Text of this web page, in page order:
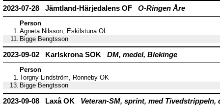
2023-07-28 Jämtland-Härjedalens OF O-Ringen Åre
Person
1. Agneta Nilsson, Eskilstuna OL
11. Bigge Bengtsson
2023-09-02 Karlskrona SOK DM, medel, Blekinge
Person
1.
Torgny Lindström, Ronneby OK
13. Bigge Bengtsson
2023-09-08 Laxå OK Veteran-SM, sprint, med Tivedstrippeln,